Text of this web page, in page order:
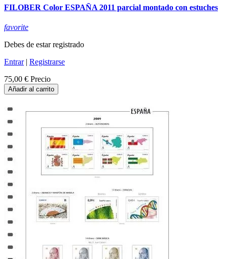
FILOBER Color ESPAÑA 2011 parcial montado con estuches
favorite
Debes de estar registrado
Entrar| Registrarse
75,00 € Precio
Añadir al carrito